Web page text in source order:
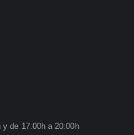
y de 17:00h a 20:00h